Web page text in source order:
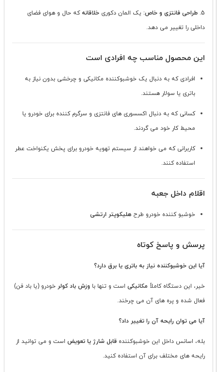
5. طراحی فانتزی و خاص: یک المان دکوری خلاقانهکه حال و هوای فضای
داخلی را تغییر می دهد.
این محصول مناسب چه افرادی است
افرادی که به دنبال یک خوشبوکننده مکانیکی و چرخشی بدون نیاز به
باتری یا سولار هستند.
کسانی که به دنبال اکسسوری های فانتزی و سرگرم کننده برای خودرو یا
محیط کار خود می گردند.
کاربرانی که می خواهند از سیستم تهویه خودرو برای پخش یکنواخت عطر
استفاده کنند.
اقلام داخل جعبه
خوشبو کننده خودرو طرح هلیکوپتر ارتشی
پرسش و پاسخ کوتاه
آیا این خوشبوکننده نیاز به باتری یا برق دارد؟
خیر، این دستگاه کاملاً مکانیکی است و تنها با وزش باد کولر خودرو (یا باد فن)
فعال شده و پره های آن می چرخند.
آیا می توان رایحه آن را تغییر داد؟
بله، اسانس داخل این خوشبوکننده قابل شارژ یا تعویض است و می توانید از
رایحه های مختلف برای آن استفاده کنید.